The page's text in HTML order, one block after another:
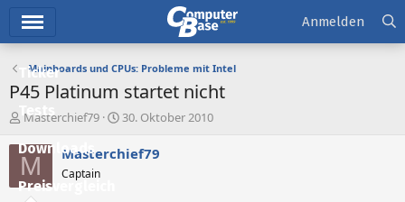
Ticker
Tests
Downloads
Preisvergleich
Anmelden
Mainboards und CPUs: Probleme mit Intel
P45 Platinum startet nicht
E
s
t
e
Masterchief79
E
s
30. Oktober 2010
M Masterchief79
Captain